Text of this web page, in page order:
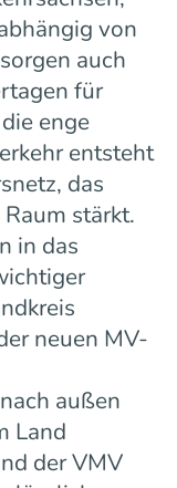
von
auch
für
enge
entsteht
das
stärkt.
in das
neuen MV-
außen
Land
der VMV